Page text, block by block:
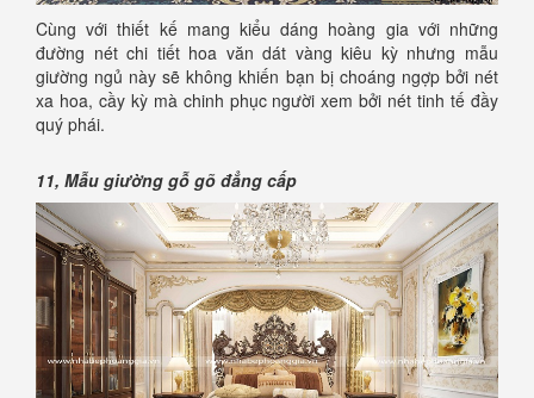
Cùng với thiết kế mang kiểu dáng hoàng gia với những
đường nét chi tiết hoa văn dát vàng kiêu kỳ nhưng mẫu
giường ngủ này sẽ không khiến bạn bị choáng ngợp bởi nét
xa hoa, cầy kỳ mà chinh phục người xem bởi nét tinh tế đầy
quý phái.
11, Mẫu giường gỗ gõ đẳng cấp